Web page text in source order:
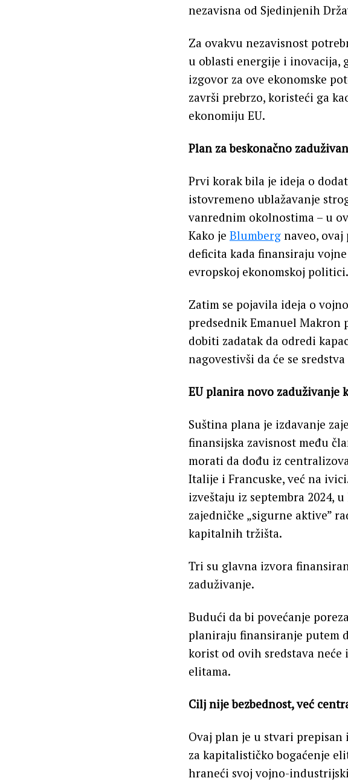
nezavisna od Sjedinjenih
Za ovakvu nezavisnost
u oblasti energije i inovacija,
izgovor za ove ekonomske
završi prebrzo, koristeći ga
ekonomiju EU.
Plan za beskonačno
Prvi korak bila je ideja o
istovremeno ublažavanje
vanrednim okolnostima – u
Kako je Blumberg naveo,
deficita kada finansiraju
evropskoj ekonomskoj politici.
Zatim se pojavila ideja o
predsednik Emanuel Makron
dobiti zadatak da odredi
nagovestivši da će se
EU planira novo zaduživanje
Suština plana je izdavanje
finansijska zavisnost među
morati da dođu iz
Italije i Francuske, već na
izveštaju iz septembra 2024,
zajedničke „sigurne aktive”
kapitalnih tržišta.
Tri su glavna izvora
zaduživanje.
Budući da bi povećanje
planiraju finansiranje putem
korist od ovih sredstava
elitama.
Cilj nije bezbednost, već
Ovaj plan je u stvari
za kapitalističko bogaćenje
hraneći svoj vojno-